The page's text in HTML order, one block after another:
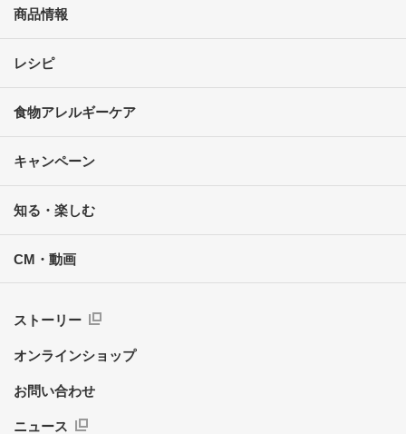
商品情報
レシピ
食物アレルギーケア
キャンペーン
知る・楽しむ
CM・動画
ストーリー
オンラインショップ
お問い合わせ
ニュース